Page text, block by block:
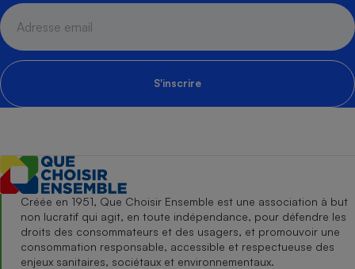
S'inscrire
Créée en 1951, Que Choisir Ensemble est une association à but
non lucratif qui agit, en toute indépendance, pour défendre les
droits des consommateurs et des usagers, et promouvoir une
consommation responsable, accessible et respectueuse des
enjeux sanitaires, sociétaux et environnementaux.